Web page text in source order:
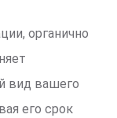
органично
вид вашего
его срок